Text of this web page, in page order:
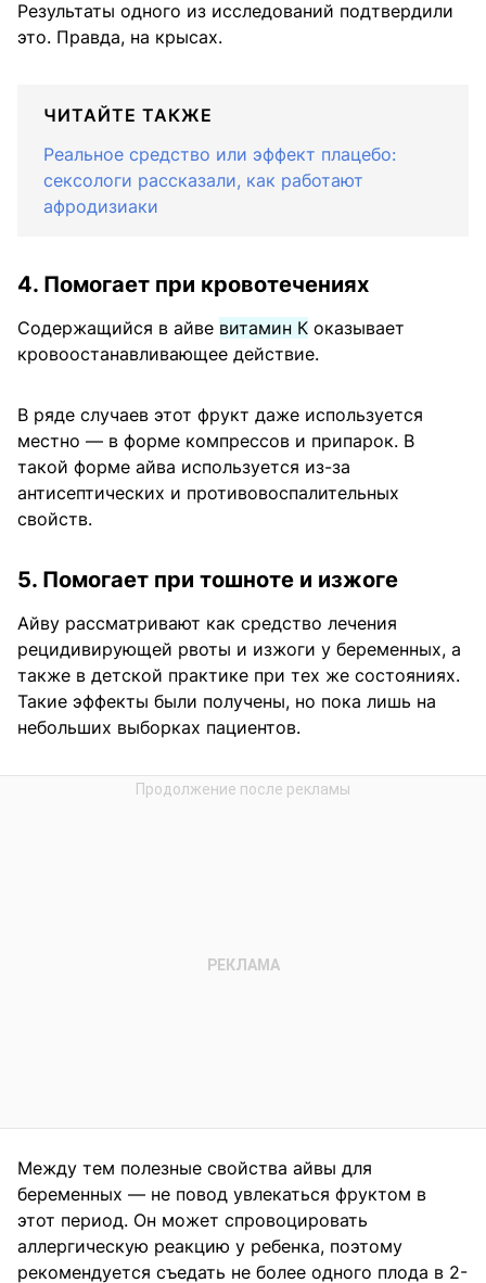
Результаты одного из исследований подтвердили
это. Правда, на крысах.
ЧИТАЙТЕ ТАКЖЕ
Реальное средство или эффект плацебо:
сексологи рассказали, как работают
афродизиаки
4. Помогает при кровотечениях
Содержащийся в айве витамин К оказывает
кровоостанавливающее действие.
В ряде случаев этот фрукт даже используется
местно — в форме компрессов и припарок. В
такой форме айва используется из-за
антисептических и противовоспалительных
свойств.
5. Помогает при тошноте и изжоге
Айву рассматривают как средство лечения
рецидивирующей рвоты и изжоги у беременных, а
также в детской практике при тех же состояниях.
Такие эффекты были получены, но пока лишь на
небольших выборках пациентов.
Между тем полезные свойства айвы для
беременных — не повод увлекаться фруктом в
этот период. Он может спровоцировать
аллергическую реакцию у ребенка, поэтому
рекомендуется съедать не более одного плода в 2-